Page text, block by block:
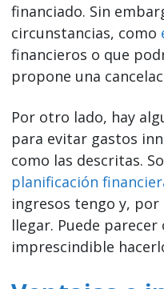
financiado. Sin
circunstancias, como
financieros o que
propone una
Por otro lado, hay
para evitar gastos
como las descritas.
planificación
ingresos tengo y,
llegar. Puede
imprescindible